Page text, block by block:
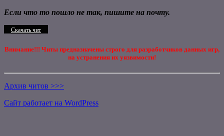
Если что то пошло не так, пишите на почту.
Скачать чит
Внимание!!! Читы предназначены строго для разработчиков данных игр,
на устранения их уязвимости!
Архив читов >>>
Сайт работает на WordPress